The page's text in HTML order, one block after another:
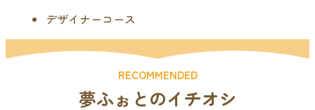
デザイナーコース
RECOMMENDED
夢ふぉとのイチオシ